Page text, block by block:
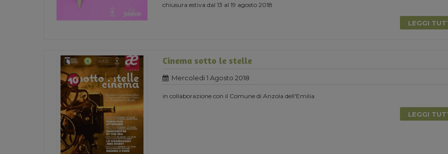
chiusura estiva dal 13 al 19 agosto 2018
LEGGI
Cinema sotto le stelle
Mercoledi 1 Agosto 2018
in collaborazione con il Comune di Anzola dell'Emilia
LEGGI